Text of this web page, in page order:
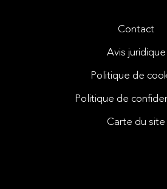
Contact
Avis juridique
Politique de
Politique de
Carte du site